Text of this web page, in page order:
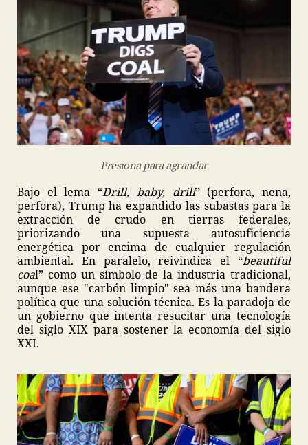
Presiona para agrandar
Bajo el lema “Drill, baby, drill” (perfora, nena,
perfora), Trump ha expandido las subastas para la
extracción de crudo en tierras federales,
priorizando una supuesta autosuficiencia
energética por encima de cualquier regulación
ambiental. En paralelo, reivindica el “beautiful
coal” como un símbolo de la industria tradicional,
aunque ese "carbón limpio" sea más una bandera
política que una solución técnica. Es la paradoja de
un gobierno que intenta resucitar una tecnología
del siglo XIX para sostener la economía del siglo
XXI.